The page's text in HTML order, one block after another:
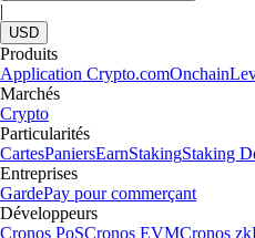
|
USD
Produits
Application Crypto.comOnchain
Marchés
Crypto
Particularités
CartesPaniersEarnStakingStaking
Entreprises
GardePay pour commerçant
Développeurs
Cronos PoSCronos EVMCronos